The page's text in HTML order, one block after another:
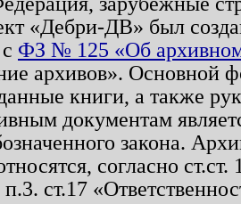
«Дебри-ДВ» был
ФЗ № 125 «Об
архивов». Основной
книги, а также
документам
закона.
согласно
ст.17